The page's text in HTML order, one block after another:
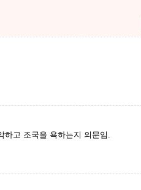
고 조국을 욕하는지 의문임.